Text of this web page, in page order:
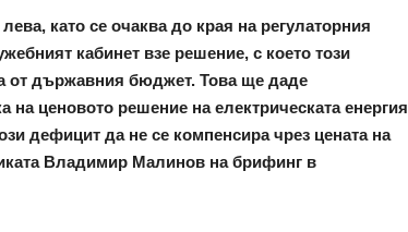
като се очаква до края на регулаторния
кабинет взе решение, с което този
от държавния бюджет. Това ще даде
ценовото решение на електрическата енергия
дефицит да не се компенсира чрез цената на
Владимир Малинов на брифинг в